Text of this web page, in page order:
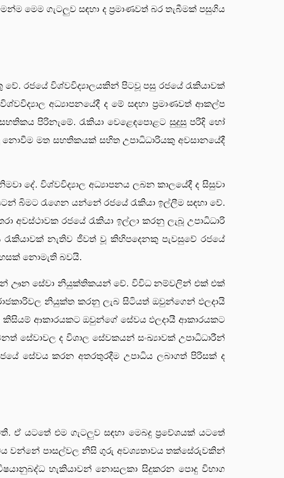
මෙම ගැටලුව සඳහා ද ප්‍රමාණවත් බර තැබීමක් පසුගිය
රජයේ විශ්වවිද්‍යාලයකින් පිටවූ පසු රජයේ රැකියාවක්
අධ්‍යාපනයේදී ද මේ සඳහා ප්‍රමාණවත් ආකල්ප
පිරිනැමේ. රැකියා වෙළෙඳපොළට සුදුසු පරිදි හෝ
නොවීම මත සහතිකයක් සහිත උපාධිධාරියකු අවසානයේදී
දේ. විශ්වවිද්‍යාල අධ්‍යාපනය ලබන කාලයේදී ද සිසුවා
බිමට රැගෙන යන්නේ රජයේ රැකියා ඉල්ලීම සඳහා වේ.
රජයේ රැකියා ඉල්ලා කරනු ලැබූ උපාධිධාරි
නැතිව ජීවත් වූ කිහිපදෙනකු පැවසුවේ රජයේ
නොමැති බවයි.
ඌන සේවා නියුක්තිකයන් වේ. විවිධ නම්වලින් එක් එක්
නියුක්ත කරනු ලැබ සිටියත් ඔවුන්ගෙන් ඵලදායි
ආකාරයකට ඔවුන්ගේ සේවය ඵලදායී ආකාරයකට
සේවාවල ද විශාල සේවකයන් සංඛ්‍යාවක් උපාධිධාරීන්
සේවය කරන අතරතුරදීම උපාධිය ලබාගත් පිරිසක් ද
ඒ යටතේ එම ගැටලුව සඳහා මෙබදු ප්‍රවේශයක් යටතේ
වන්නේ පාසල්වල නිසි ගුරු අවශ්‍යතාවය තක්සේරුවකින්
හැකියාවන් නොසලකා සිදුකරන පොදු විභාග